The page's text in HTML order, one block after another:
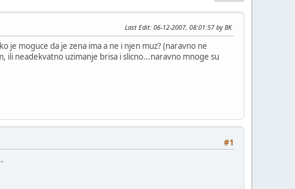
Last Edit: 06-12-2007, 08:01:57 by BK
moguce da je zena ima a ne i njen muz? (naravno ne
neadekvatno uzimanje brisa i slicno...naravno mnoge su
#1